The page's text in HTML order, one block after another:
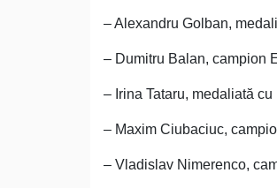
– Alexandru Golban,
– Dumitru Balan, campion
– Irina Tataru, medaliată
– Maxim Ciubaciuc,
– Vladislav Nimerenco,